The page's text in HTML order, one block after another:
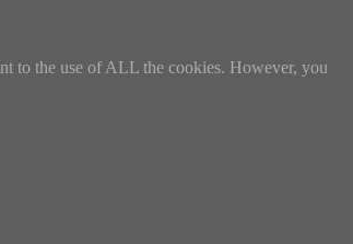
to the use of ALL the cookies. However, you